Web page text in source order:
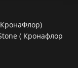
( Кронафлор